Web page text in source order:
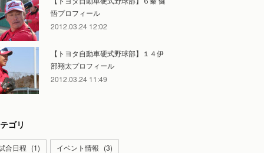
悟プロフィール
2012.03.24 12:02
【トヨタ自動車硬式野球部】１４伊
部翔太プロフィール
2012.03.24 11:49
ゴリ
合日程 (1) イベント情報 (3)